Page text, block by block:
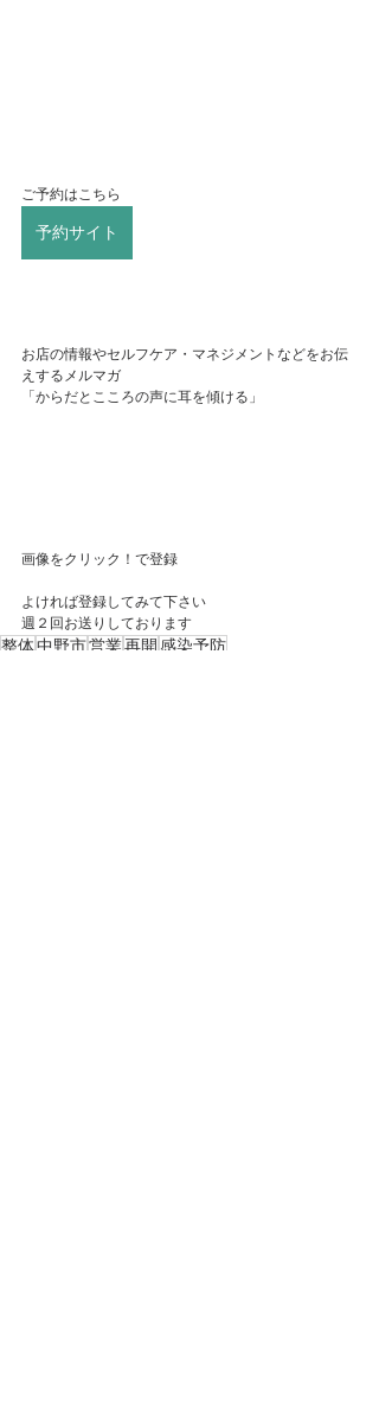
ご予約はこちら
予約サイト
お店の情報やセルフケア・マネジメントなどをお伝
えするメルマガ
「からだとこころの声に耳を傾ける」
画像をクリック！で登録
よければ登録してみて下さい
週２回お送りしております
整体中野市営業再開感染予防